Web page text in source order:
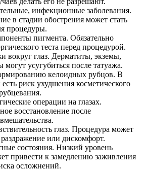
инфекционные заболевания.
в стадии обострения может стать
процедуры.
пигмента. Обязательно
теста перед процедурой.
вокруг глаз. Дерматиты, экземы,
могут усугубиться после татуажа.
келоидных рубцов. В
риск ухудшения косметического
операции на глазах.
восстановление после
глаз. Процедура может
или дискомфорт.
состояния. Низкий уровень
привести к замедлению заживления
осложнений.